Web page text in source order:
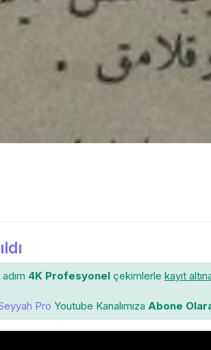
4K Profesyonel çekimlerle kayıt
Pro Youtube Kanalımıza Abone